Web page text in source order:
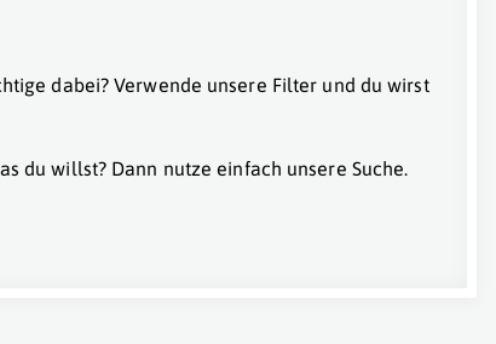
dabei? Verwende unsere Filter und du wirst
du willst? Dann nutze einfach unsere Suche.